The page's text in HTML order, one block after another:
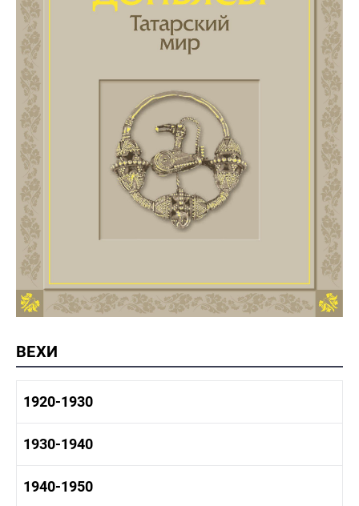
ВЕХИ
1920-1930
1920-1930 история
1920-1930 культура
1930-1940
1930-1940 история
1940-1950